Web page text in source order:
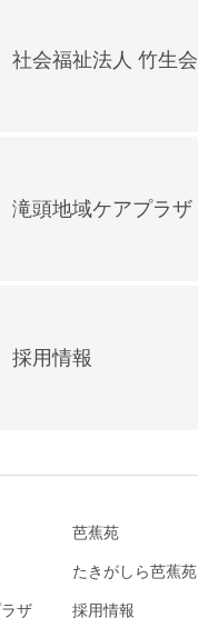
社会福祉法人 竹生会
滝頭地域ケアプラザ
採用情報
芭蕉苑
たきがしら芭蕉苑
ザ 採用情報